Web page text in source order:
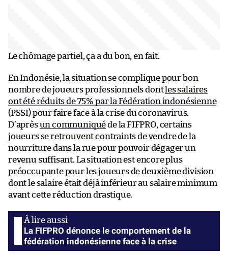
Le chômage partiel, ça a du bon, en fait.
En Indonésie, la situation se complique pour bon
nombre de joueurs professionnels dontles salaires
ont été réduits de 75% par la Fédération indonésienne
(PSSI) pour faire face à la crise du coronavirus.
D’aprèsun communiquéde la FIFPRO, certains
joueurs se retrouvent contraints de vendre de la
nourriture dans la rue pour pouvoir dégager un
revenu suffisant. La situation est encore plus
préoccupante pour les joueurs de deuxième division
dont le salaire était déjà inférieur au salaire minimum
avant cette réduction drastique.
La FIFPRO dénonce le comportement de la
fédération indonésienne face à la crise